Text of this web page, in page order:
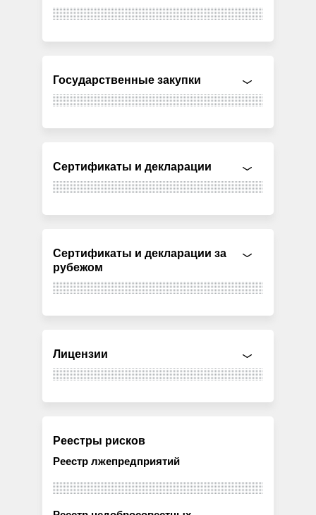
Государственные закупки
Сертификаты и декларации
Сертификаты и декларации за
рубежом
Лицензии
Реестры рисков
Реестр лжепредприятий